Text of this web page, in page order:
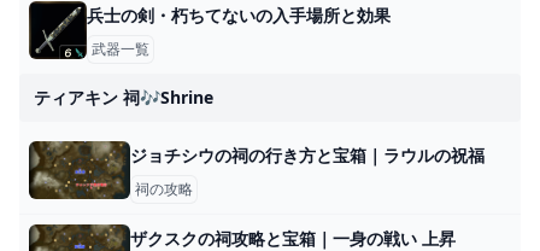
兵士の剣・朽ちてないの入手場所と効果
武器一覧
ティアキン 祠🎶shrine
ジョチシウの祠の行き方と宝箱｜ラウルの祝福
祠の攻略
ザクスクの祠攻略と宝箱｜一身の戦い 上昇